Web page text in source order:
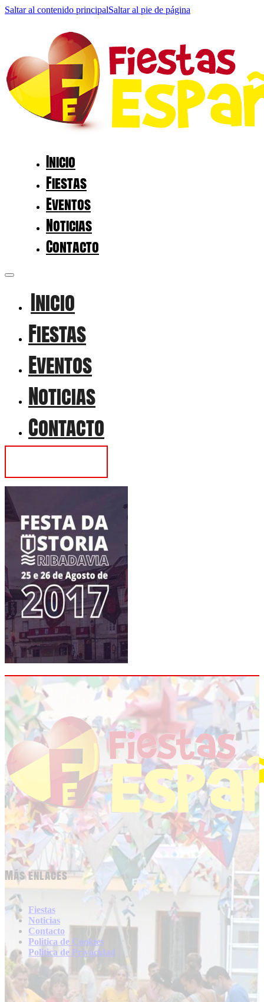
Saltar al contenido principalSaltar al pie de página
Inicio
Fiestas
Eventos
Noticias
Contacto
Inicio
Fiestas
Eventos
Noticias
Contacto
Más enlaces
Fiestas
Noticias
Contacto
Politica de Cookies
Politica de Privacidad